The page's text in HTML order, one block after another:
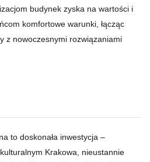
budynek zyska na wartości i
komfortowe warunki, łącząc
z nowoczesnymi rozwiązaniami
to doskonała inwestycja –
Krakowa, nieustannie